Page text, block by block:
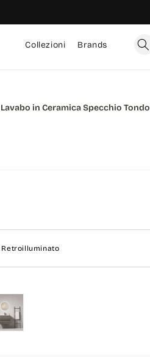
Collezioni Brands
in Ceramica Specchio Tondo
Retroilluminato